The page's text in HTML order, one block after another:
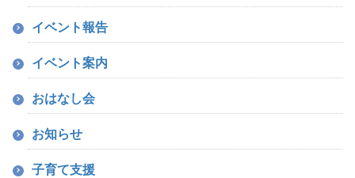
イベント報告
イベント案内
おはなし会
お知らせ
子育て支援